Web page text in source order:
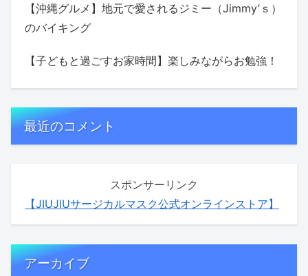
【沖縄グルメ】地元で愛されるジミー（Jimmy’ｓ）
のバイキング
【子どもと過ごすお家時間】楽しみながらお勉強！
最近のコメント
スポンサーリンク
【JIUJIUサージカルマスク公式オンラインストア】
アーカイブ